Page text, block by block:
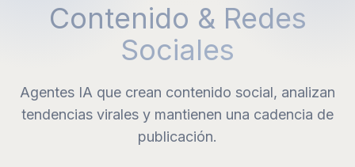
Contenido & Redes
Sociales
Agentes IA que crean contenido social, analizan
tendencias virales y mantienen una cadencia de
publicación.